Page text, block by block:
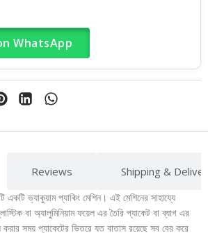
WhatsApp
Reviews Shipping &
একটি ভ্যাকুয়াম প্যাকিং মেশিন। এই মেশিনের সাহায্যে
বা অ্যালুমিনিয়াম ফয়েল এর তৈরি প্যাকেট বা ব্যাগ এর
সময় প্যাকেটের ভিতরে যত বাতাস রয়েছে সব বের করে